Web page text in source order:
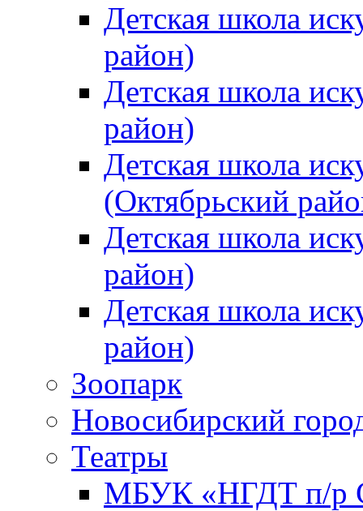
Детская школа
район)
Детская школа
район)
Детская школа
(Октябрьский
Детская школа
район)
Детская школа
район)
Зоопарк
Новосибирский
Театры
МБУК «НГДТ п/р